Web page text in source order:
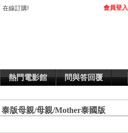
在線訂購! 會員登入
熱門電影館 問與答回覆
泰版母親/母親/Mother泰國版